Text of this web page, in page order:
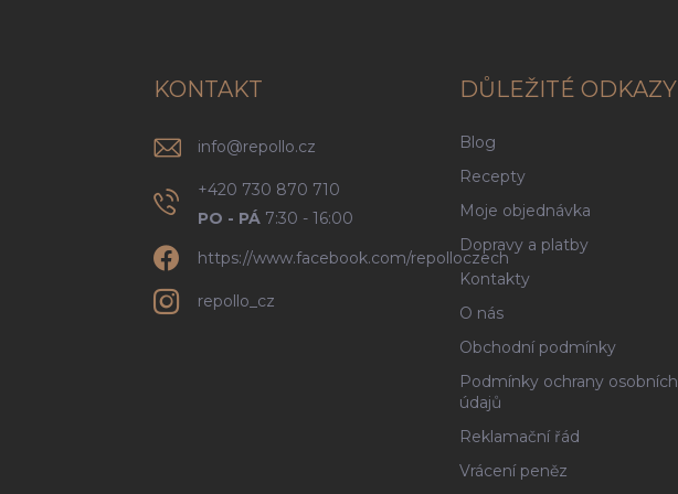
KONTAKT
info@repollo.cz
+420 730 870 710
PO - PÁ 7:30 - 16:00
https://www.facebook.com/repolloczech
repollo_cz
DŮLEŽITÉ ODKAZY
Blog
Recepty
Moje objednávka
Dopravy a platby
Kontakty
O nás
Obchodní podmínky
Podmínky ochrany osobních
údajů
Reklamační řád
Vrácení peněz